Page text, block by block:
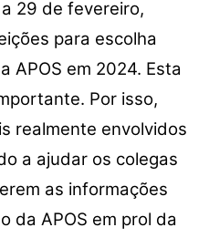
29 de fevereiro,
para escolha
APOS em 2024. Esta
Por isso,
realmente envolvidos
a ajudar os colegas
as informações
da APOS em prol da